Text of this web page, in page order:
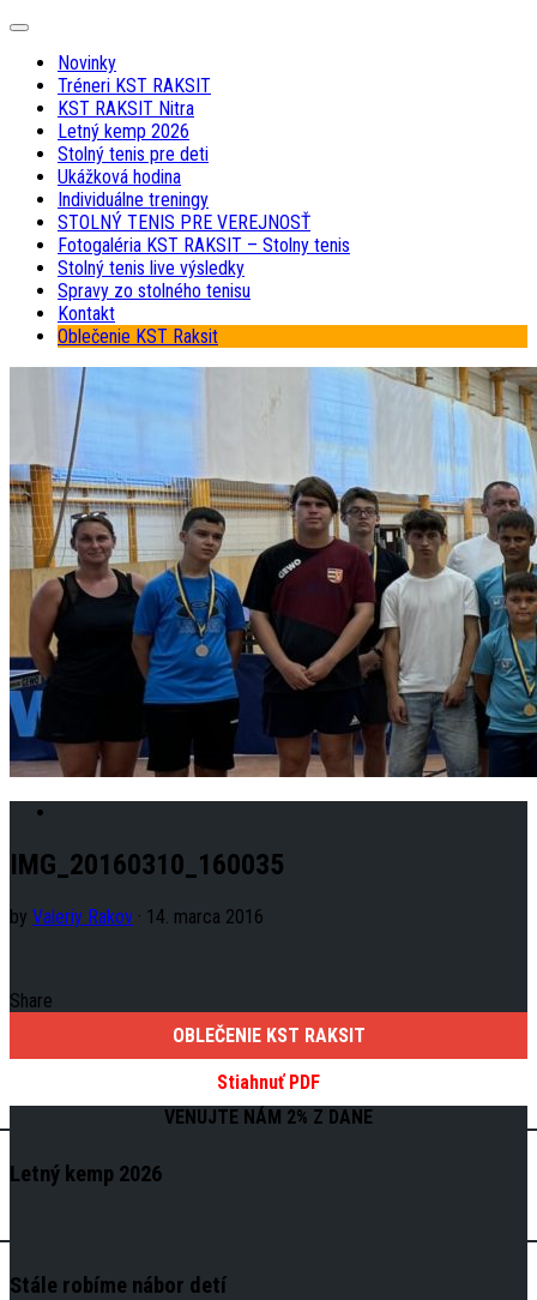
Skip
content
Expand
Novinky
Tréneri KST RAKSIT
KST RAKSIT Nitra
Letný kemp 2026
Stolný tenis pre deti
Ukážková hodina
Individuálne treningy
STOLNÝ TENIS PRE VEREJNOSŤ
Fotogaléria KST RAKSIT – Stolny tenis
Stolný tenis live výsledky
Spravy zo stolného tenisu
Kontakt
Oblečenie KST Raksit
IMG_20160310_160035
by Valeriy Rakov · 14. marca 2016
Share
OBLEČENIE KST RAKSIT
Stiahnuť PDF
VENUJTE NÁM 2% Z DANE
Letný kemp 2026
Stále robíme nábor detí